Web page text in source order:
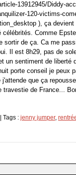
13912945/Diddy-
120-victims-
), ça devient
Comme
sortir de ça. Ca me
Il est 8h29, pas de
un sentiment de liberté
porte conseil je peux
que ça
travestie de France...
| Tags : jenny jumper,